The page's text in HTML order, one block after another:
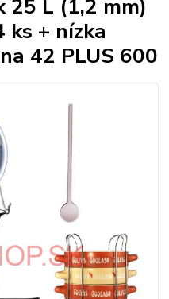
L (1,2 mm)
ks + nízka
42 PLUS 600